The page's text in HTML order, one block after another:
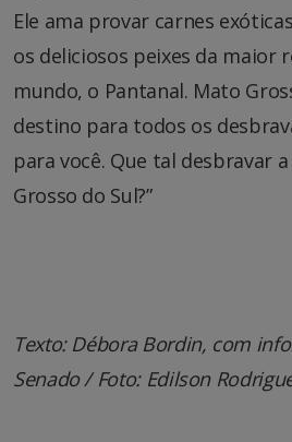
Ele ama provar carnes
os deliciosos peixes da maior
mundo, o Pantanal. Mato
destino para todos os
para você. Que tal desbravar
Grosso do Sul?”
Texto: Débora Bordin, com
Senado / Foto: Edilson